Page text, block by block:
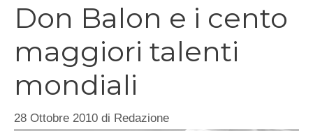
Don Balon e i cento
maggiori talenti
mondiali
28 Ottobre 2010 di Redazione